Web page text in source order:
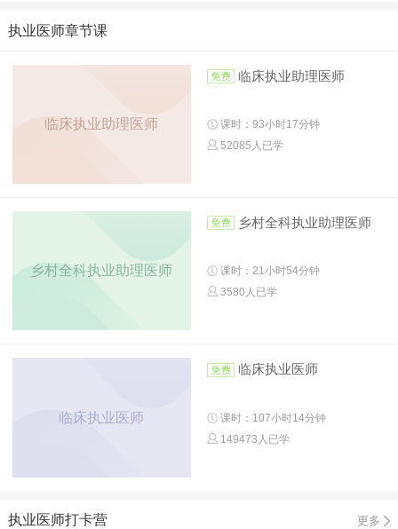
执业医师章节课
临床执业助理医师
临床执业助理医师
课时：93小时17分钟
52085人已学
乡村全科执业助理医师
乡村全科执业助理医师
课时：21小时54分钟
3580人已学
临床执业医师
临床执业医师
课时：107小时14分钟
149473人已学
执业医师打卡营 更多